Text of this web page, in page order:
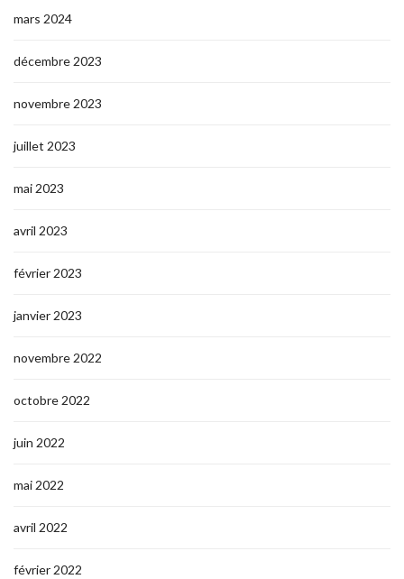
mars 2024
décembre 2023
novembre 2023
juillet 2023
mai 2023
avril 2023
février 2023
janvier 2023
novembre 2022
octobre 2022
juin 2022
mai 2022
avril 2022
février 2022